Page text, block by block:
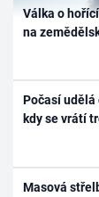
Válka o
na
Počasí udělá
kdy se vrátí
Masová